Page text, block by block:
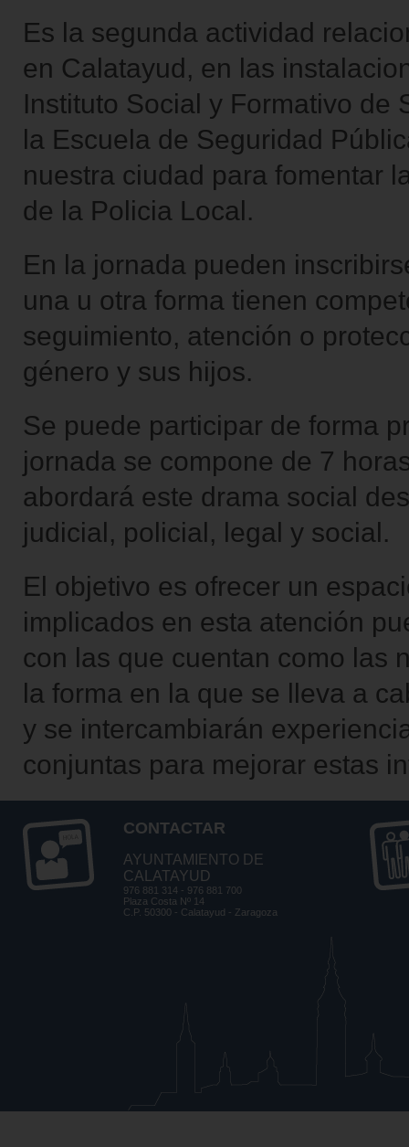
Es la segunda actividad
en Calatayud, en las
Instituto Social y Formativo de
la Escuela de Seguridad
nuestra ciudad para fomentar
de la Policia Local.
En la jornada pueden
una u otra forma tienen
seguimiento, atención o
género y sus hijos.
Se puede participar de forma
jornada se compone de 7
abordará este drama social
judicial, policial, legal y social.
El objetivo es ofrecer un
implicados en esta atención
con las que cuentan como las
la forma en la que se lleva a
y se intercambiarán
conjuntas para mejorar estas
CONTACTAR
AYUNTAMIENTO DE
CALATAYUD
976 881 314 - 976 881 700
Plaza Costa Nº 14
C.P. 50300 - Calatayud - Zaragoza